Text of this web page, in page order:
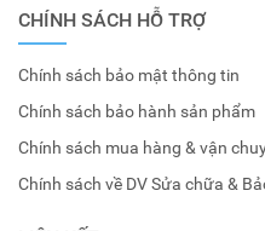
CHÍNH SÁCH HỖ TRỢ
Chính sách bảo mật thông tin
Chính sách bảo hành sản phẩm
Chính sách mua hàng & vận
Chính sách về DV Sửa chữa &